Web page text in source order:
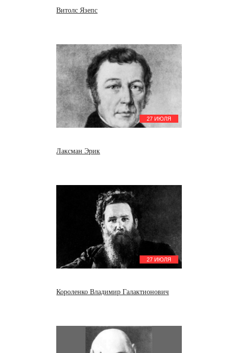
Витолс Язепс
27 ИЮЛЯ
Лаксман Эрик
27 ИЮЛЯ
Короленко Владимир Галактионович